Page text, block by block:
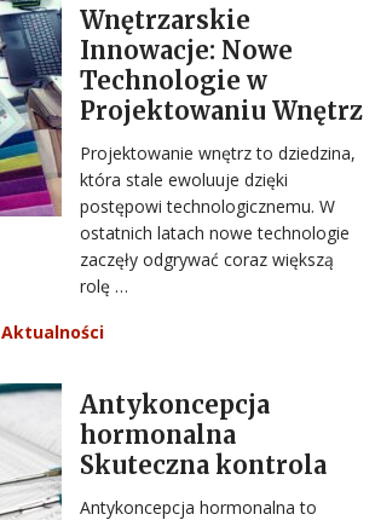
Wnętrzarskie
Innowacje: Nowe
Technologie w
Projektowaniu Wnętrz
Projektowanie wnętrz to dziedzina,
która stale ewoluuje dzięki
postępowi technologicznemu. W
ostatnich latach nowe technologie
zaczęły odgrywać coraz większą
rolę …
Aktualności
Antykoncepcja
hormonalna
Skuteczna kontrola
Antykoncepcja hormonalna to